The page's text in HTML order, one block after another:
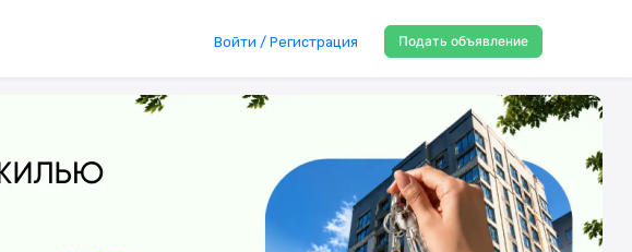
Войти / Регистрация Подать объявление